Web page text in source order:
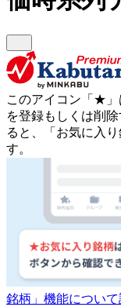
このアイコン 「★」
を登録もしくは削除
ると、「お気に入
す。
銘柄」機能について